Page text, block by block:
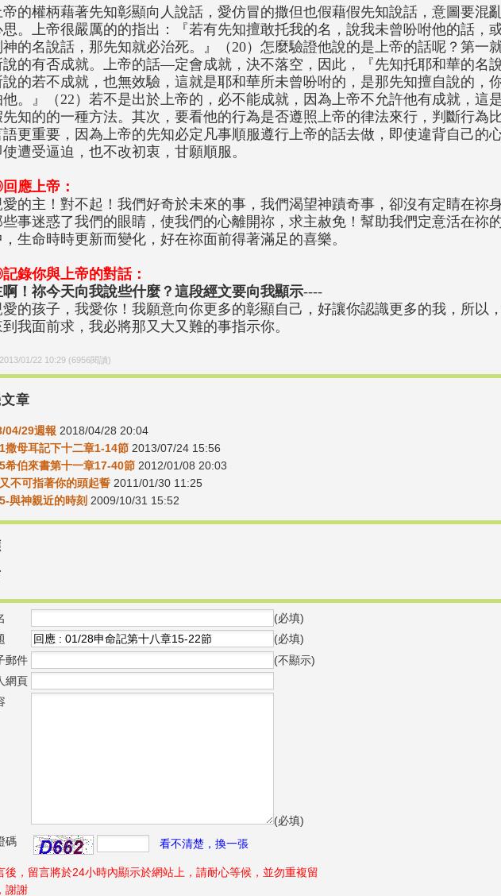
帝的權柄藉著先知彰顯向人說話，愛仿冒的撒但也假藉假先知說話，意圖要混
思。上帝很嚴厲的的指出：『若有先知擅敢托我的名，說我未曾吩咐他的話，
神的名說話，那先知就必治死。』（20）怎麼驗證他說的是上帝的話呢？第一
說的有否成就。上帝的話—定會成就，決不落空，因此，『先知托耶和華的名說
說的若不成就，也無效驗，這就是耶和華所未曾吩咐的，是那先知擅自說的，
。』（22）若不是出於上帝的，必不能成就，因為上帝不允許他有成就，這
先知的的一種方法。其次，要看他的行為是否遵照上帝的律法來行，判斷行為
語更重要，因為上帝的先知必定凡事順服遵行上帝的話去做，即使違背自己的心
使遭受逼迫，也不改初衷，甘願順服。
應上帝：
愛的主！對不起！我們好奇於未來的事，我們渴望神蹟奇事，卻沒有定睛在祢身
些事迷惑了我們的眼睛，使我們的心離開祢，求主赦免！幫助我們定意活在祢
，生命時時更新而變化，好在祢面前得著滿足的喜樂。
錄你與上帝的對話：
啊！祢今天向我說些什麼？這段經文要向我顯示----
愛的孩子，我愛你！我願意向你更多的彰顯自己，好讓你認識更多的我，所以
到我面前求，我必將那又大又難的事指示你。
2013/01/22 10:29(6956閱讀)
章
04/29週報 2018/04/28 20:04
撒母耳記下十二章1-14節2013/07/24 15:56
希伯來書第十一章17-40節2012/01/08 20:03
不可指著你的頭起誓2011/01/30 11:25
與神親近的時刻 2009/10/31 15:52
(必填)
(必填)
郵件
(不顯示)
網頁
(必填)
碼
看不清楚，換一張
後，留言將於24小時內顯示於網站上，請耐心等候，並勿重複留
謝謝